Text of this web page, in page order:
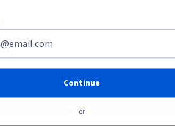
Administración de
sobre los roles de ventas de
el rol de especialista
administrar oportunidades y
Continue
or